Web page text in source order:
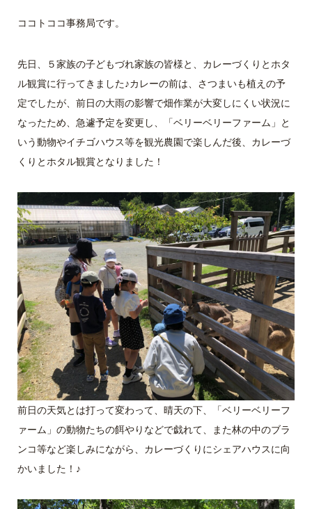
ココトココ事務局です。
先日、５家族の子どもづれ家族の皆様と、カレーづくりとホタ
ル観賞に行ってきました♪カレーの前は、さつまいも植えの予
定でしたが、前日の大雨の影響で畑作業が大変しにくい状況に
なったため、急遽予定を変更し、「ベリーベリーファーム」と
いう動物やイチゴハウス等を観光農園で楽しんだ後、カレーづ
くりとホタル観賞となりました！
前日の天気とは打って変わって、晴天の下、「ベリーベリーフ
ァーム」の動物たちの餌やりなどで戯れて、また林の中のブラ
ンコ等など楽しみにながら、カレーづくりにシェアハウスに向
かいました！♪